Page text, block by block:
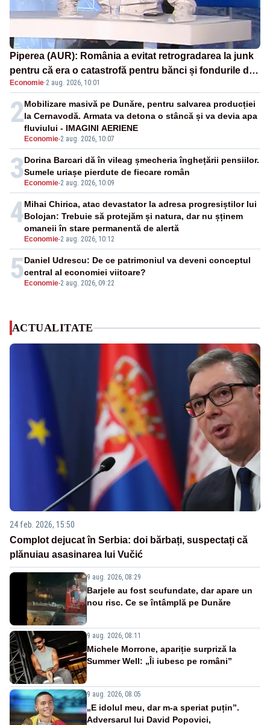
Piperea (AUR): România a evitat retrogradarea la junk
pentru că era o catastrofă pentru bănci și fondurile de
pensii
Economie·2 aug. 2026, 10:01
2
Economie-2 aug. 2026, 10:07
Mobilizare masivă pe Dunăre, pentru salvarea producției
la Cernavodă. Armata va detona o stâncă și va devia apa
fluviului - IMAGINI AERIENE
3 Economie-2 aug. 2026, 10:09
Dorina Barcari dă în vileag șmecheria înghețării pensiilor.
Sumele uriașe pierdute de fiecare român
4
Economie-2 aug. 2026, 10:12
Mihai Chirica, atac devastator la adresa progresiștilor lui
Bolojan: Trebuie să protejăm și natura, dar nu șținem
omaneii în stare permanentă de alertă
5 Economie-2 aug. 2026, 09:22
Daniel Udrescu: De ce patrimoniul va deveni conceptul
central al economiei viitoare?
ACTUALITATE
24 feb. 2026, 15:50
Complot dejucat în Serbia: doi bărbați, suspectați că
plănuiau asasinarea lui Vučić
9 aug. 2026, 08:29
Barjele au fost scufundate, dar apare un
nou risc. Ce se întâmplă pe Dunăre
9 aug. 2026, 08:11
Michele Morrone, apariție surpriză la
Summer Well: „Îi iubesc pe români”
9 aug. 2026, 08:05
„E idolul meu, dar m-a speriat puțin”.
Adversarul lui David Popovici,